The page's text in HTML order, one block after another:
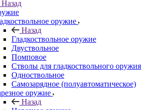
Назад
оружие
Назад
Гладкоствольное оружие
Двуствольное
Помповое
Стволы для гладкоствольного оружия
Одноствольное
Самозарядное (полуавтоматическое)
оружие
Назад